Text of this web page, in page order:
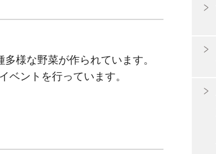
様な野菜が作られています。
ベントを行っています。